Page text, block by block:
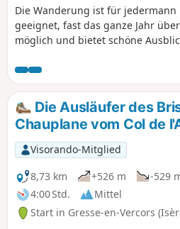
Die Wanderung ist für jedermann
geeignet, fast das ganze Jahr über
möglich und bietet schöne
Orientierungskenntnisse. Kann
mit Schneeschuhen unternommen
werden. Zwischen dem Pas du
und Chaumeil gibt es keine
Die Ausläufer des
Chauplane vom Col de
Visorando-Mitglied
8,73 km
+526 m
-529
4:00 Std.
Mittel
Start in Gresse-en-Vercors